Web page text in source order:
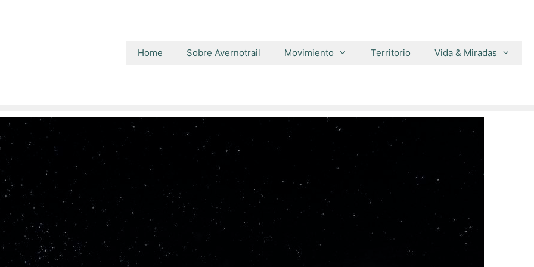
Home
Sobre Avernotrail Movimiento Territorio Vida & Miradas